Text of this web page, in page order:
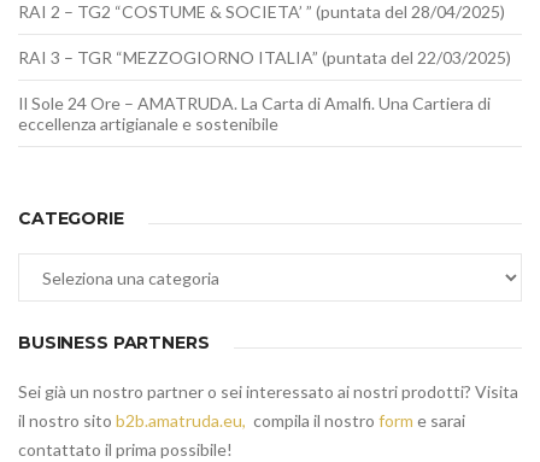
RAI 2 – TG2 “COSTUME & SOCIETA’ ” (puntata del 28/04/2025)
RAI 3 – TGR “MEZZOGIORNO ITALIA” (puntata del 22/03/2025)
Il Sole 24 Ore – AMATRUDA. La Carta di Amalfi. Una Cartiera di
eccellenza artigianale e sostenibile
CATEGORIE
BUSINESS PARTNERS
Sei già un nostro partner o sei interessato ai nostri prodotti? Visita
il nostro sito b2b.amatruda.eu, compila il nostro form e sarai
contattato il prima possibile!